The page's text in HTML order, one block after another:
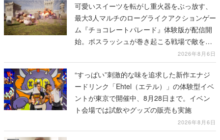
可愛いスイーツを転がし重火器をぶっ放す、
最大3人マルチのローグライクアクションゲー
ム『チョコレートパレード』体験版が配信開
始。ボスラッシュが巻き起こる戦場で敵を倒
し、コインを集めてスコアを競い合え2026年8月6日
“すっぱい”刺激的な味を追求した新作エナジ
ードリンク「Ehtel（エテル）」の体験型イベ
ントが東京で開催中、8月28日まで。イベン
ト会場では試飲やグッズの販売も実施
2026年8月6日